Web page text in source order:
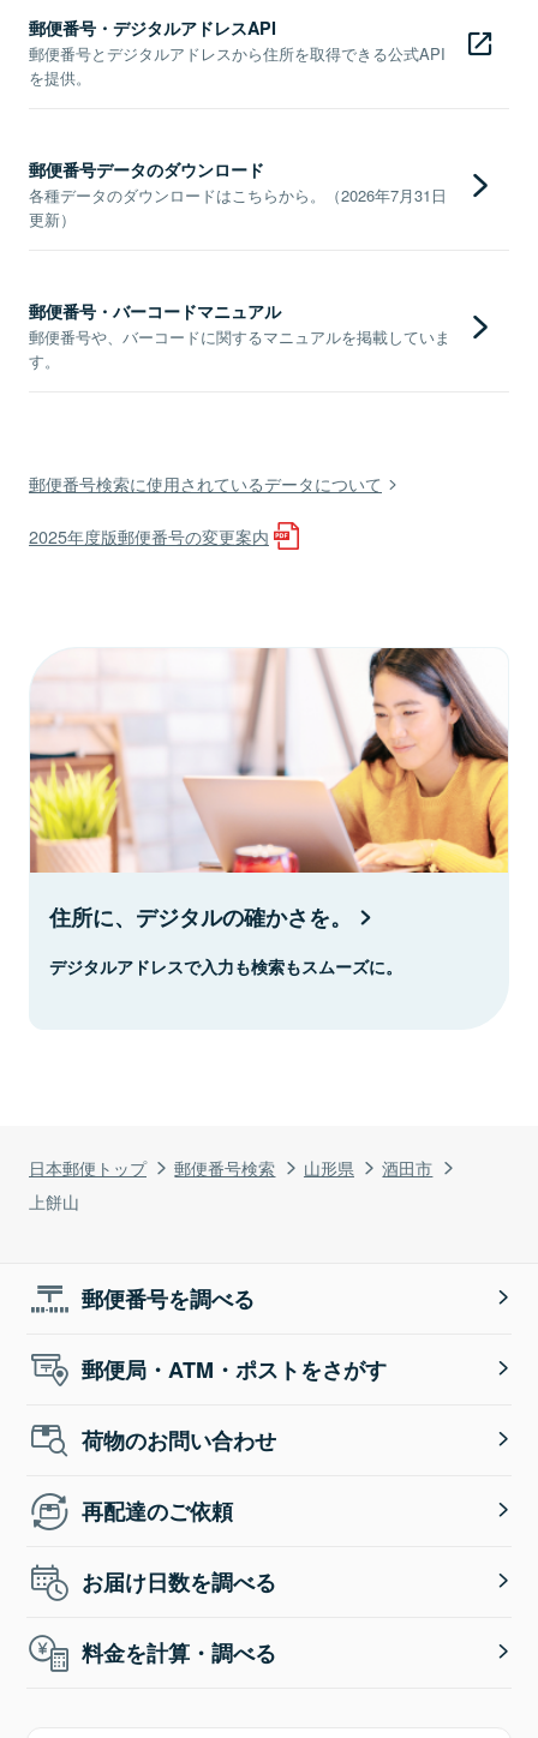
日本郵便トップ 郵便番号検索 山形県
酒田市
上餅山
郵便番号・デジタルアドレスAPI
郵便番号とデジタルアドレスから住所を取得できる公式API
を提供。
郵便番号データのダウンロード
各種データのダウンロードはこちらから。（2026年7月31日
更新）
郵便番号・バーコードマニュアル
郵便番号や、バーコードに関するマニュアルを掲載していま
す。
郵便番号検索に使用されているデータについて
2025年度版郵便番号の変更案内
住所に、デジタルの確かさを。
デジタルアドレスで入力も検索もスムーズに。
郵便番号を調べる
郵便局・ATM・ポストをさがす
荷物のお問い合わせ
再配達のご依頼
お届け日数を調べる
料金を計算・調べる